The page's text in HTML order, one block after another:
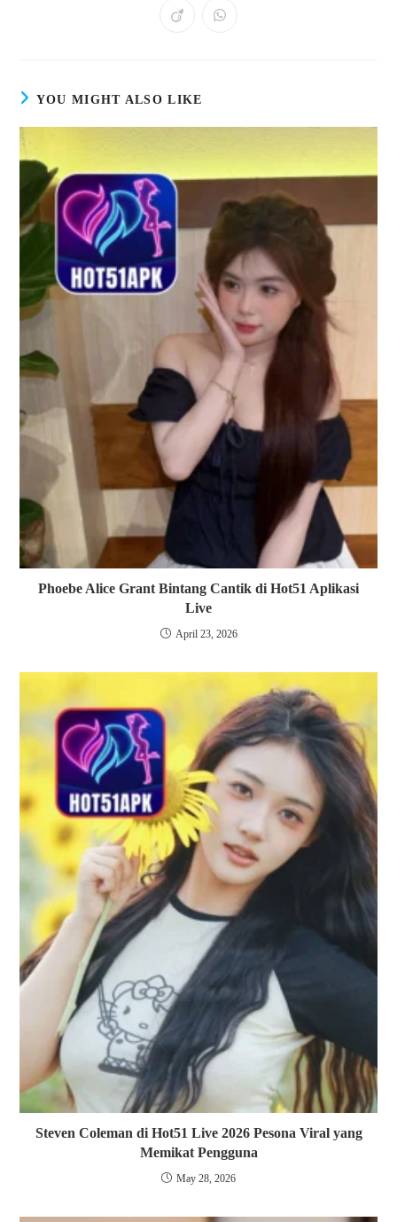
YOU MIGHT ALSO LIKE
Phoebe Alice Grant Bintang Cantik di Hot51 Aplikasi
Live
April 23, 2026
Steven Coleman di Hot51 Live 2026 Pesona Viral yang
Memikat Pengguna
May 28, 2026